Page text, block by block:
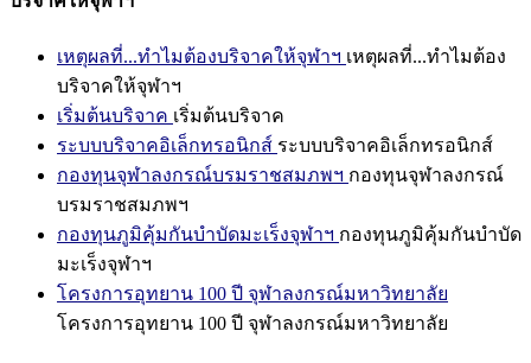
เหตุผลที่...ทำไมต้องบริจาคให้จุฬาฯ เหตุผลที่...ทำไมต้อง
บริจาคให้จุฬาฯ
เริ่มต้นบริจาค เริ่มต้นบริจาค
ระบบบริจาคอิเล็กทรอนิกส์ ระบบบริจาคอิเล็กทรอนิกส์
กองทุนจุฬาลงกรณ์บรมราชสมภพฯ กองทุนจุฬาลงกรณ์
บรมราชสมภพฯ
กองทุนภูมิคุ้มกันบำบัดมะเร็งจุฬาฯ กองทุนภูมิคุ้มกันบำบัด
มะเร็งจุฬาฯ
โครงการอุทยาน 100 ปี จุฬาลงกรณ์มหาวิทยาลัย
โครงการอุทยาน 100 ปี จุฬาลงกรณ์มหาวิทยาลัย